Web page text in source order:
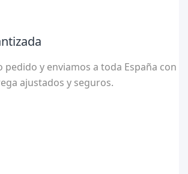
pedido y enviamos a toda España con
ajustados y seguros.